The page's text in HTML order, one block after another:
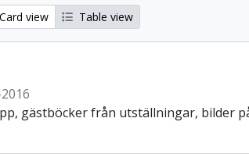
Card view Table view
gästböcker från utställningar, bilder